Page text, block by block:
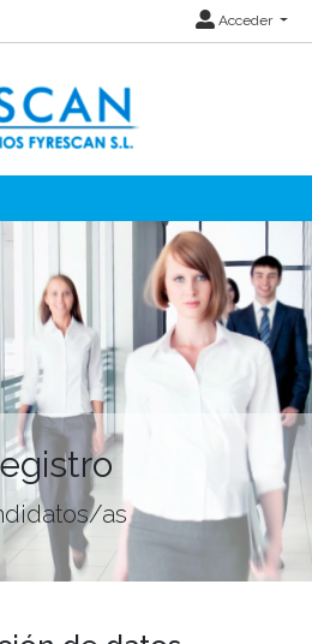
Acceder
as